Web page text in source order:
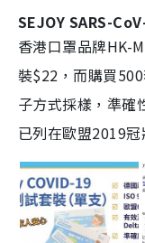
SEJOY SARS-
香港口罩品牌HK-
裝$22，而購買
子方式採樣，準確
已列在歐盟2019